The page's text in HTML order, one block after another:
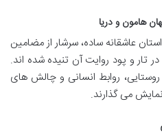
هامون و دریا
عاشقانه ساده، سرشار از مضامین
تار و پود روایت آن تنیده شده اند.
روابط انسانی و چالش های
می گذارند.